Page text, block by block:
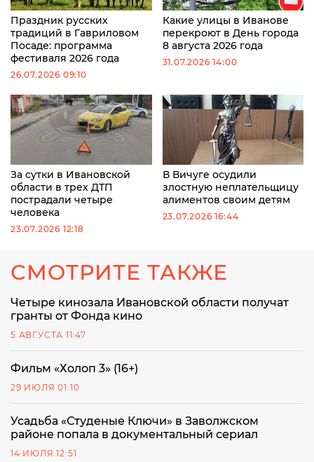
Праздник русских
традиций в Гавриловом
Посаде: программа
фестиваля 2026 года
26.07.2026 09:10
Какие улицы в Иванове
перекроют в День города
8 августа 2026 года
31.07.2026 14:00
За сутки в Ивановской
области в трех ДТП
пострадали четыре
человека
23.07.2026 12:18
В Вичуге осудили
злостную неплательщицу
алиментов своим детям
23.07.2026 16:44
СМОТРИТЕ ТАКЖЕ
Четыре кинозала Ивановской области получат
гранты от Фонда кино
5 АВГУСТА 11:47
Фильм «Холоп 3» (16+)
29 ИЮЛЯ 01:10
Усадьба «Студеные Ключи» в Заволжском
районе попала в документальный сериал
14 ИЮЛЯ 12:51